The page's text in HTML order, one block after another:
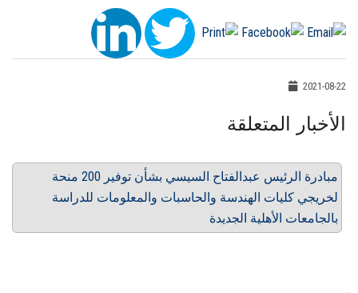
2021-08-22
الأخبار المتعلقة
مبادرة الرئيس عبدالفتاح السيسي بشأن توفير 200 منحة
لخريجي كليات الهندسة والحاسبات والمعلومات للدراسة
بالجامعات الأهلية الجديدة